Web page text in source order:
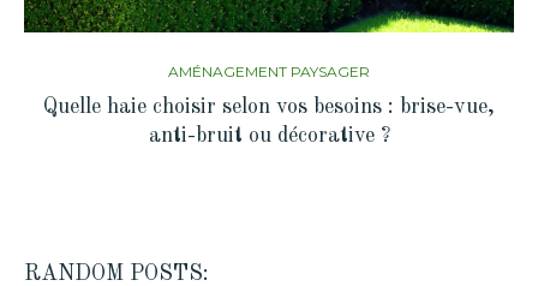
AMÉNAGEMENT PAYSAGER
Quelle haie choisir selon vos besoins : brise-vue,
anti-bruit ou décorative ?
RANDOM POSTS: